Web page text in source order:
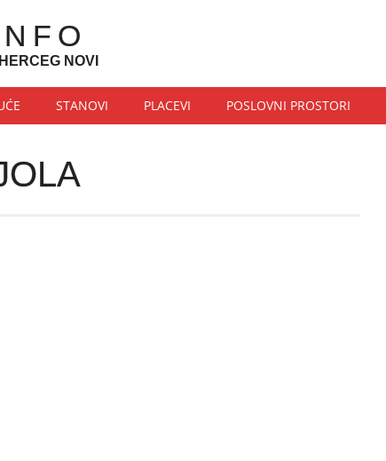
NOVI
STANOVI PLACEVI POSLOVNI PROSTORI